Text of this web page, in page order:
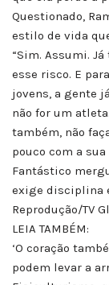
Questionado,
estilo de vida
“Sim. Assumi.
esse risco. E
jovens, a gente
não for um
também, não
pouco com a sua
Fantástico
exige disciplina
Reprodução/TV
LEIA TAMBÉM:
‘O coração
podem levar a